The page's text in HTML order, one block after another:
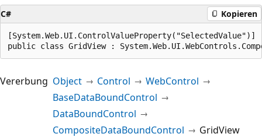
C# Kopieren
[System.Web.UI.ControlValueProperty("SelectedValue")]
public class GridView :
Vererbung Object Control
WebControl
BaseDataBoundControl
DataBoundControl
CompositeDataBoundControl
GridView